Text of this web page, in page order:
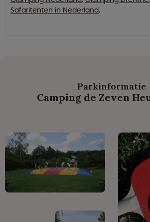
Safaritenten in Nederland,
Parkinformatie
Camping de Zeven